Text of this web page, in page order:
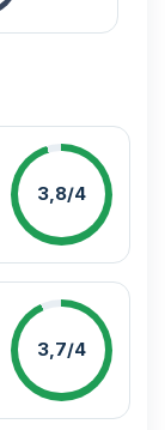
3,8/4
3,7/4